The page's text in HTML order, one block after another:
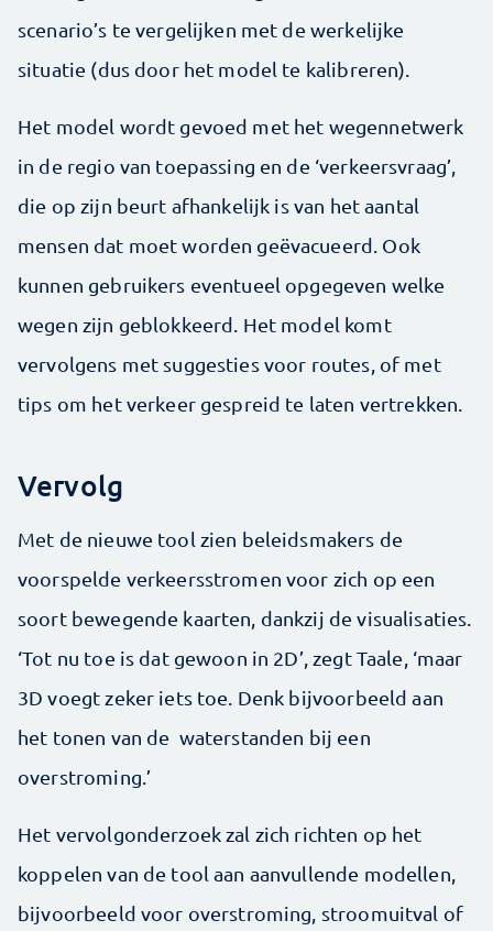
scenario’s te vergelijken met de werkelijke
situatie (dus door het model te kalibreren).
Het model wordt gevoed met het wegennetwerk
in de regio van toepassing en de ‘verkeersvraag’,
die op zijn beurt afhankelijk is van het aantal
mensen dat moet worden geëvacueerd. Ook
kunnen gebruikers eventueel opgegeven welke
wegen zijn geblokkeerd. Het model komt
vervolgens met suggesties voor routes, of met
tips om het verkeer gespreid te laten vertrekken.
Vervolg
Met de nieuwe tool zien beleidsmakers de
voorspelde verkeersstromen voor zich op een
soort bewegende kaarten, dankzij de visualisaties.
‘Tot nu toe is dat gewoon in 2D’, zegt Taale, ‘maar
3D voegt zeker iets toe. Denk bijvoorbeeld aan
het tonen van de waterstanden bij een
overstroming.’
Het vervolgonderzoek zal zich richten op het
koppelen van de tool aan aanvullende modellen,
bijvoorbeeld voor overstroming, stroomuitval of